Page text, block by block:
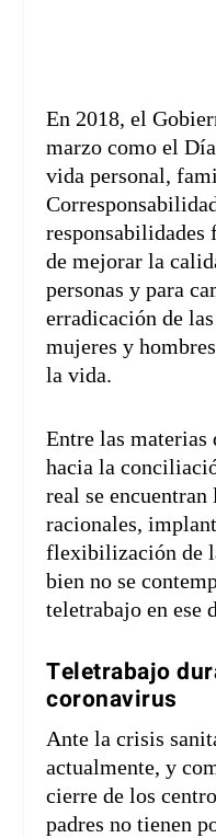
En 2018, el
marzo como el
vida personal,
de mejorar la
personas y para
erradicación de
mujeres y
la vida.
Entre las materias
hacia la
real se
racionales,
flexibilización de
bien no se
teletrabajo en ese
Teletrabajo
coronavirus
Ante la crisis
actualmente, y
cierre de los
padres no tienen